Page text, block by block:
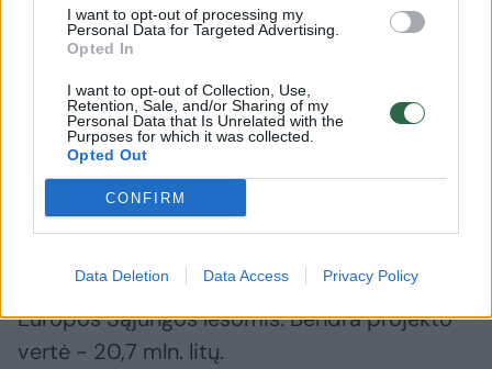
I want to opt-out of processing my
Personal Data for Targeted Advertising.
Opted In
I want to opt-out of Collection, Use,
Retention, Sale, and/or Sharing of my
Personal Data that Is Unrelated with the
Purposes for which it was collected.
Opted Out
CONFIRM
Data Deletion Data Access Privacy Policy
miesto taryba tam pritartų, galėtų būti
panaudojamos kitiems sporto objektams -
Šilainių plaukimo baseinui sutvarkyti, kuriam
reikalingi 4-5 mln. litų“, - kalbėjo meras.
Baseinas buvo atidarytas pernai metų birželį.
„Girstučio“ kultūros ir sporto rūmų
savivaldybės, Lietuvos valstybės biudžetų ir
Europos Sąjungos lėšomis. Bendra projekto
vertė - 20,7 mln. litų.